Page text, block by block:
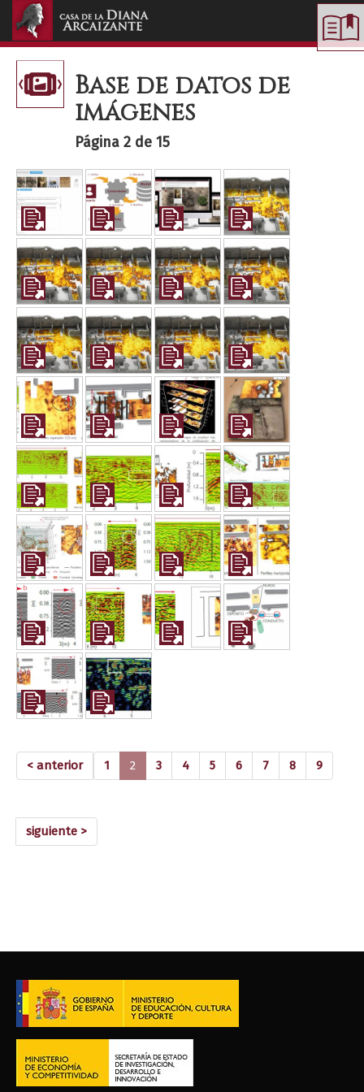
Base de datos de
imágenes
Página 2 de 15
< anterior 1 2 (current)
3 4 5 6 7 8 9
siguiente >